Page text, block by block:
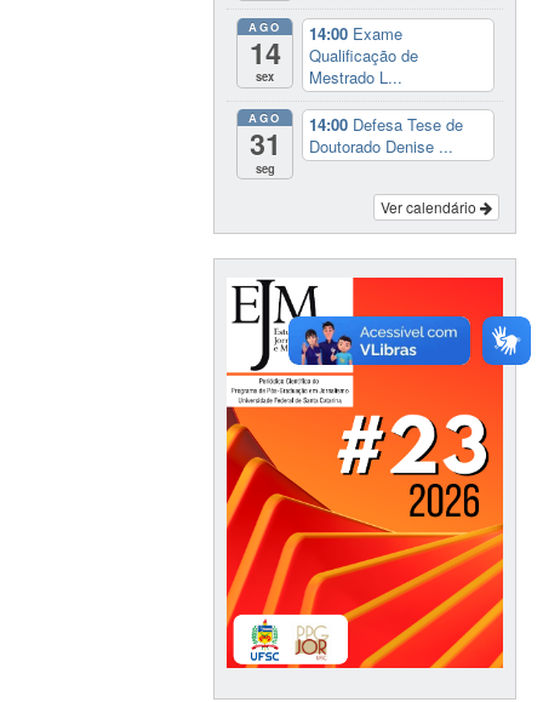
AGO
14
sex
14:00 Exame
Qualificação de
Mestrado L...
AGO
31
seg
14:00 Defesa Tese de
Doutorado Denise ...
Ver calendário